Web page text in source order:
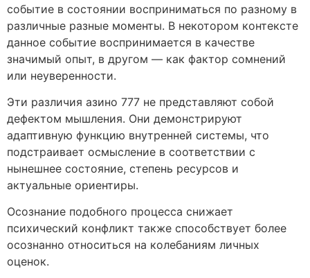
событие в состоянии восприниматься по разному в
различные разные моменты. В некотором контексте
данное событие воспринимается в качестве
значимый опыт, в другом — как фактор сомнений
или неуверенности.
Эти различия азино 777 не представляют собой
дефектом мышления. Они демонстрируют
адаптивную функцию внутренней системы, что
подстраивает осмысление в соответствии с
нынешнее состояние, степень ресурсов и
актуальные ориентиры.
Осознание подобного процесса снижает
психический конфликт также способствует более
осознанно относиться на колебаниям личных
оценок.